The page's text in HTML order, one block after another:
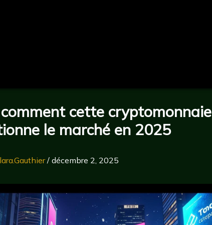
cette cryptomonnaie
le marché en 2025
/ décembre 2, 2025